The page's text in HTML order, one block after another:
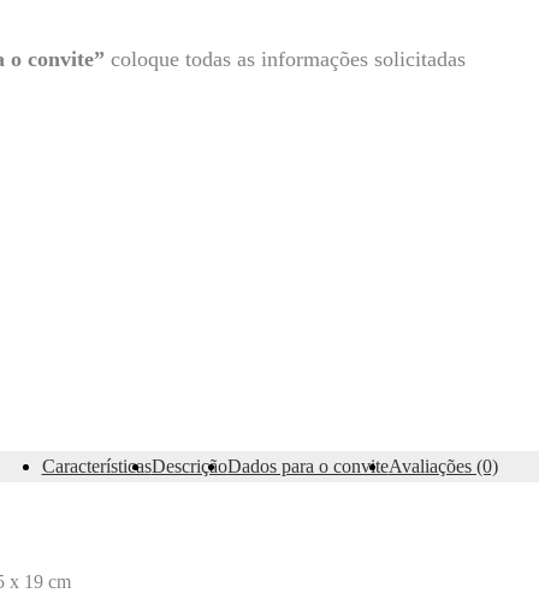
o convite” coloque todas as informações solicitadas
CaracterísticasDescriçãoDados para o conviteAvaliações (0)
x 19 cm